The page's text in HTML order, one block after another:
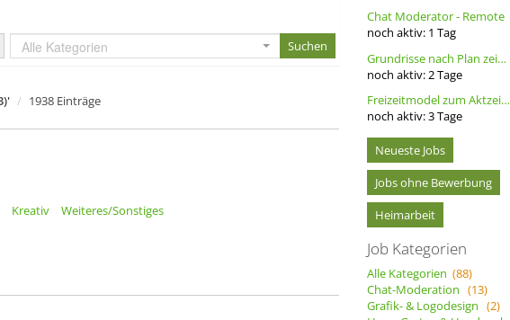
Alle Kategorien
1938 Einträge
Kreativ
Weiteres/Sonstiges
Chat Moderator - Remote
noch aktiv: 1 Tag
Grundrisse nach Plan zeichnen
noch aktiv: 2Tage
Freizeitmodel zum Aktzeichnen/- Fotografie gesucht, tfp
noch aktiv:3Tage
Neueste Jobs
Jobs ohne Bewerbung
Heimarbeit
Job Kategorien
Alle Kategorien (88)
Chat-Moderation (13)
Grafik- & Logodesign (2)